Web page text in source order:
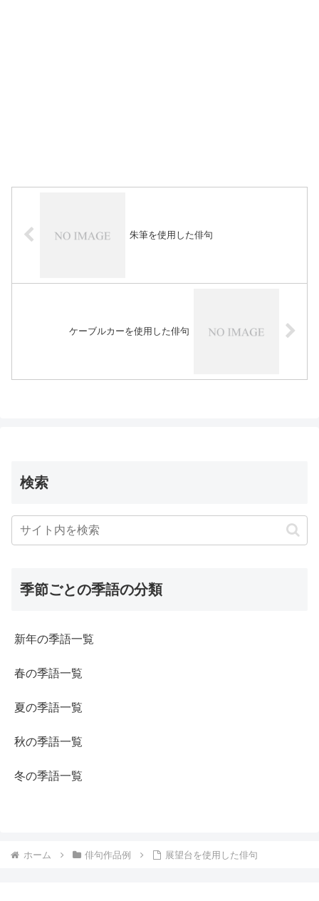
朱筆を使用した俳句
ケーブルカーを使用した俳句
検索
季節ごとの季語の分類
新年の季語一覧
春の季語一覧
夏の季語一覧
秋の季語一覧
冬の季語一覧
ホーム 俳句作品例 展望台を使用した俳句